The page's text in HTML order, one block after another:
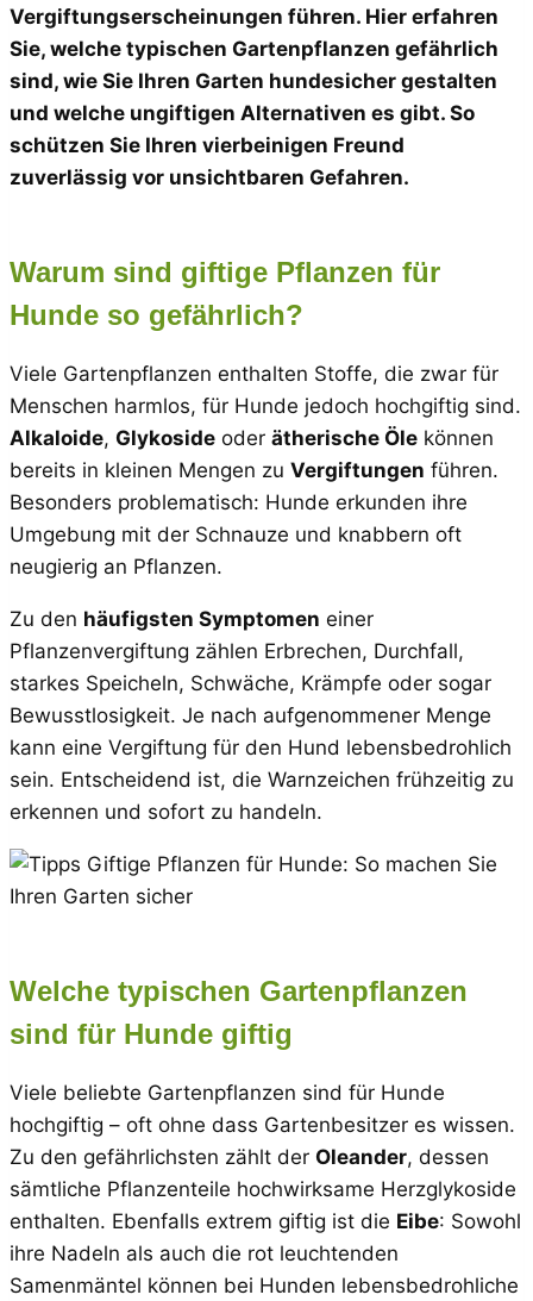
Vergiftungserscheinungen führen. Hier erfahren
Sie, welche typischen Gartenpflanzen gefährlich
sind, wie Sie Ihren Garten hundesicher gestalten
und welche ungiftigen Alternativen es gibt. So
schützen Sie Ihren vierbeinigen Freund
zuverlässig vor unsichtbaren Gefahren.
Warum sind giftige Pflanzen für
Hunde so gefährlich?
Viele Gartenpflanzen enthalten Stoffe, die zwar für
Menschen harmlos, für Hunde jedoch hochgiftig sind.
Alkaloide, Glykoside oder ätherische Öle können
bereits in kleinen Mengen zu Vergiftungen führen.
Besonders problematisch: Hunde erkunden ihre
Umgebung mit der Schnauze und knabbern oft
neugierig an Pflanzen.
Zu den häufigsten Symptomen einer
Pflanzenvergiftung zählen Erbrechen, Durchfall,
starkes Speicheln, Schwäche, Krämpfe oder sogar
Bewusstlosigkeit. Je nach aufgenommener Menge
kann eine Vergiftung für den Hund lebensbedrohlich
sein. Entscheidend ist, die Warnzeichen frühzeitig zu
erkennen und sofort zu handeln.
Welche typischen Gartenpflanzen
sind für Hunde giftig
Viele beliebte Gartenpflanzen sind für Hunde
hochgiftig – oft ohne dass Gartenbesitzer es wissen.
Zu den gefährlichsten zählt der Oleander, dessen
sämtliche Pflanzenteile hochwirksame Herzglykoside
enthalten. Ebenfalls extrem giftig ist die Eibe: Sowohl
ihre Nadeln als auch die rot leuchtenden
Samenmäntel können bei Hunden lebensbedrohliche